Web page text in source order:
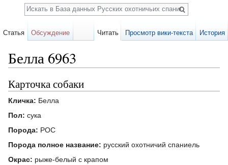
Белла 6963
Карточка собаки
Кличка: Белла
Пол: сука
Порода: РОС
Порода полное название: русский охотничий спаниель
Окрас: рыже-белый с крапом
Статья Обсуждение Читать Просмотр вики-текста История
Поиск